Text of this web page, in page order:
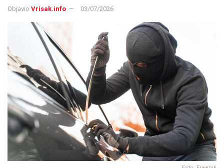
Objavio Vrisak.info 03/07/2026